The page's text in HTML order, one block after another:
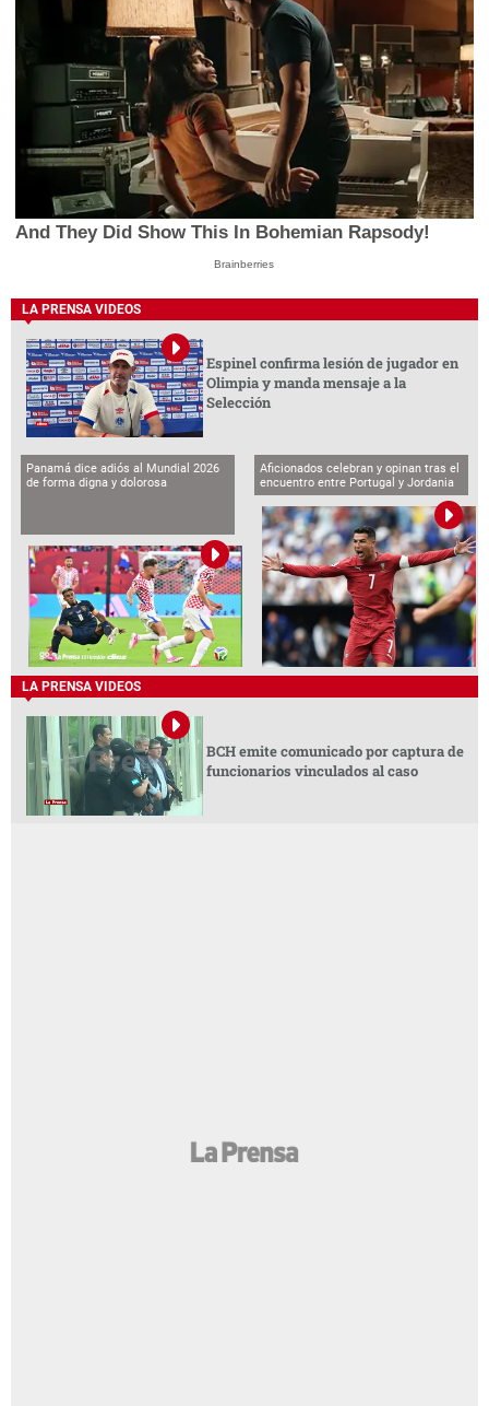
And They Did Show This In Bohemian Rapsody!
Brainberries
LA PRENSA VIDEOS
Espinel confirma lesión de jugador en
Olimpia y manda mensaje a la
Selección
Panamá dice adiós al Mundial 2026
de forma digna y dolorosa
Aficionados celebran y opinan tras el
encuentro entre Portugal y Jordania
LA PRENSA VIDEOS
BCH emite comunicado por captura de
funcionarios vinculados al caso